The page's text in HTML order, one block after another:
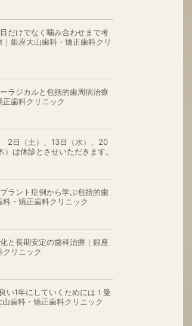
だけでなく噛み合わせまで考
銀座大山歯科・矯正歯科クリ
ラジカルと包括的歯周病治療
正歯科クリニック
2日（土）、13日（水）、20
は休診とさせいただきます。
ラント症例から学ぶ包括的歯
・矯正歯科クリニック
と長期安定の歯科治療｜銀座
クリニック
い1年にしていくためには！曼
歯科・矯正歯科クリニック